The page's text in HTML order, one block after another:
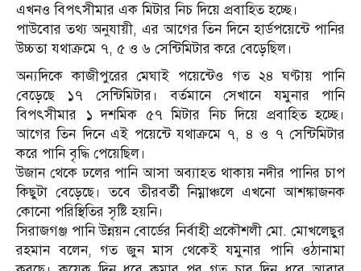
এখনও বিপৎসীমার এক মিটার নিচ দিয়ে প্রবাহিত হচ্ছে।
পাউবোর তথ্য অনুযায়ী, এর আগের তিন দিনে হার্ডপয়েন্টে পানির
উচ্চতা যথাক্রমে ৭, ৫ ও ৬ সেন্টিমিটার করে বেড়েছিল।
অন্যদিকে কাজীপুরের মেঘাই পয়েন্টেও গত ২৪ ঘণ্টায় পানি
বেড়েছে ১৭ সেন্টিমিটার। বর্তমানে সেখানে যমুনার পানি
বিপৎসীমার ১ দশমিক ৫৭ মিটার নিচ দিয়ে প্রবাহিত হচ্ছে।
আগের তিন দিনে এই পয়েন্টে যথাক্রমে ৭, ৪ ও ৭ সেন্টিমিটার
করে পানি বৃদ্ধি পেয়েছিল।
উজান থেকে ঢলের পানি আসা অব্যাহত থাকায় নদীর পানির চাপ
কিছুটা বেড়েছে। তবে তীরবর্তী নিম্নাঞ্চলে এখনো আশঙ্কাজনক
কোনো পরিস্থিতির সৃষ্টি হয়নি।
সিরাজগঞ্জ পানি উন্নয়ন বোর্ডের নির্বাহী প্রকৌশলী মো. মোখলেছুর
রহমান বলেন, গত জুন মাস থেকেই যমুনার পানি ওঠানামা